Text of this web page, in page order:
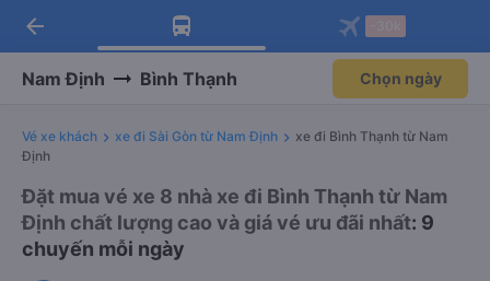
Tải app Vexere ngay!
Nhận ưu đãi thành viên độc
Mở app
Tải app Vexere
-30k/ghế khi đặt vé máy bay qua
Mở app
arrow_back
Nam Định Bình Thạnh Chọn ngày
Vé xe khách xe đi Sài Gòn từ Nam Định
xe đi Bình Thạnh từ Nam
Định
Đặt mua vé xe 8 nhà xe đi Bình Thạnh từ Nam
Định chất lượng cao và giá vé ưu đãi nhất: 9
chuyến mỗi ngày